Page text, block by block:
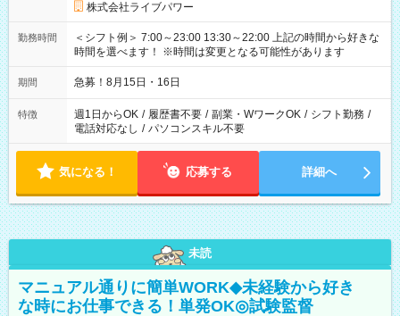
株式会社ライブパワー
勤務時間
＜シフト例＞ 7:00～23:00 13:30～22:00 上記の時間から好きな
時間を選べます！ ※時間は変更となる可能性があります
期間 急募！8月15日・16日
特徴 週1日からOK / 履歴書不要 / 副業・WワークOK / シフト勤務 /
電話対応なし / パソコンスキル不要
気になる！ 応募する 詳細へ
未読
マニュアル通りに簡単WORK◆未経験から好き
な時にお仕事できる！単発OK◎試験監督